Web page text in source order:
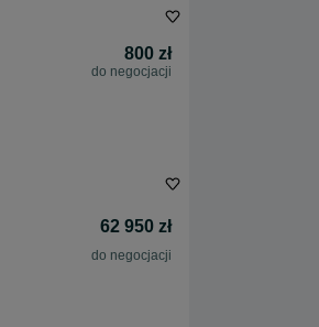
800 zł
do negocjacji
62 950 zł
do negocjacji